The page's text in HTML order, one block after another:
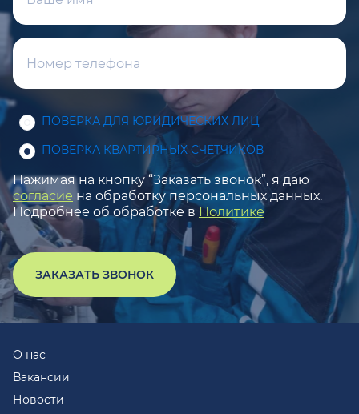
ПОВЕРКА ДЛЯ ЮРИДИЧЕСКИХ ЛИЦ
ПОВЕРКА КВАРТИРНЫХ СЧЕТЧИКОВ
Нажимая на кнопку “Заказать звонок”, я даю
согласие на обработку персональных данных.
Подробнее об обработке в Политике
ЗАКАЗАТЬ ЗВОНОК
О нас
Вакансии
Новости